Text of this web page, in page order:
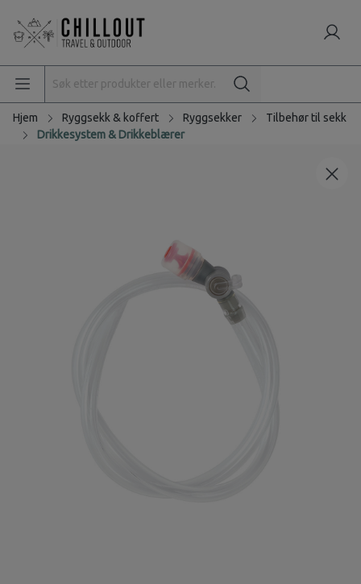
Hjem Ryggsekk & koffert Ryggsekker
Tilbehør til sekk
Drikkesystem & Drikkeblærer